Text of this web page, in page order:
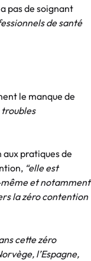
pas de soignant
de santé
le manque de
troubles
pratiques de
“elle est
et notamment
la zéro contention
cette zéro
l’Espagne,